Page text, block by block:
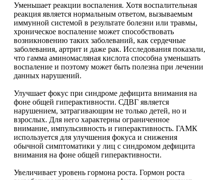
Коэнзим Q10
Лецитин
Пищеварение
Щитовидная железа
Омега жиры
Суставы и связки
Коллаген
Уменьшает реакции воспаления. Хотя воспалительная
реакция является нормальным ответом, вызываемым
иммунной системой в результате болезни или травмы,
хроническое воспаление может способствовать
возникновению таких заболеваний, как сердечные
заболевания, артрит и даже рак. Исследования показали,
что гамма аминомасляная кислота способна уменьшать
воспаление и поэтому может быть полезна при лечении
данных нарушений.
Улучшает фокус при синдроме дефицита внимания на
фоне общей гиперактивности. СДВГ является
нарушением, затрагивающим не только детей, но и
взрослых. Для него характерны ограниченное
внимание, импульсивность и гиперактивность. ГАМК
используется для улучшения фокуса и снижения
обычной симптоматики у лиц с синдромом дефицита
внимания на фоне общей гиперактивности.
Увеличивает уровень гормона роста. Гормон роста